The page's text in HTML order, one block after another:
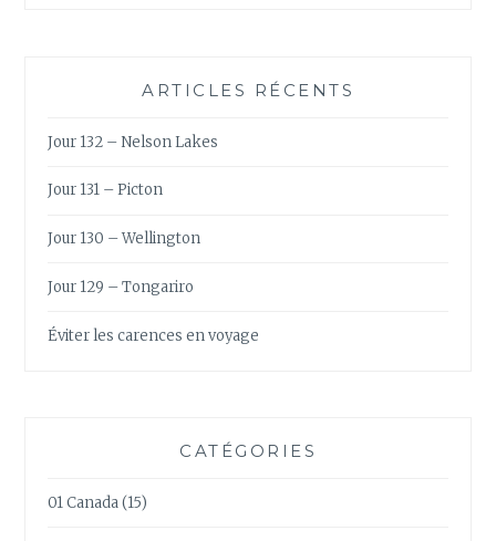
ARTICLES RÉCENTS
Jour 132 – Nelson Lakes
Jour 131 – Picton
Jour 130 – Wellington
Jour 129 – Tongariro
Éviter les carences en voyage
CATÉGORIES
01 Canada(15)